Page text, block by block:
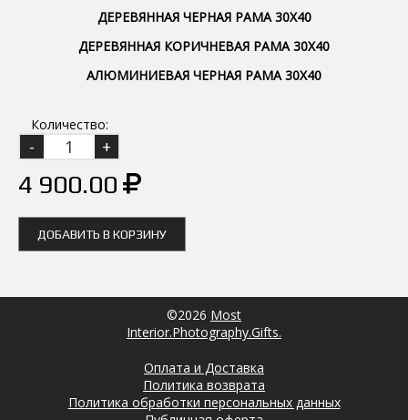
ДЕРЕВЯННАЯ ЧЕРНАЯ РАМА 30Х40
ДЕРЕВЯННАЯ КОРИЧНЕВАЯ РАМА 30Х40
АЛЮМИНИЕВАЯ ЧЕРНАЯ РАМА 30Х40
Количество:
4 900.00
ДОБАВИТЬ В КОРЗИНУ
©2026 Most
Interior.Photography.Gifts.
Оплата и Доставка
Политика возврата
Политика обработки персональных данных